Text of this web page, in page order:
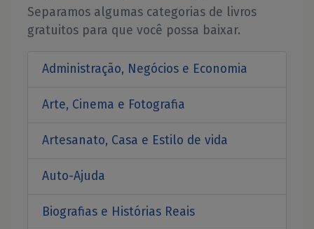
Separamos algumas categorias de livros
gratuitos para que você possa baixar.
Administração, Negócios e Economia
Arte, Cinema e Fotografia
Artesanato, Casa e Estilo de vida
Auto-Ajuda
Biografias e Histórias Reais